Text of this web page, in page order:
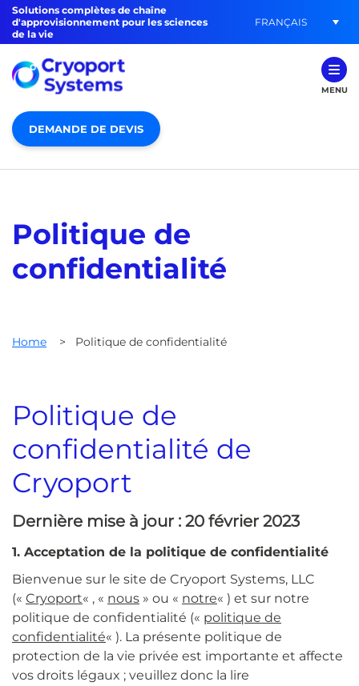
Solutions complètes de chaîne
d'approvisionnement pour les sciences
de la vie
FRANÇAIS
MENU
DEMANDE DE DEVIS
Politique de
confidentialité
Home > Politique de confidentialité
Politique de
confidentialité de
Cryoport
Dernière mise à jour : 20 février 2023
1. Acceptation de la politique de confidentialité
Bienvenue sur le site de Cryoport Systems, LLC
(« Cryoport« , « nous » ou « notre« ) et sur notre
politique de confidentialité (« politique de
confidentialité« ). La présente politique de
protection de la vie privée est importante et affecte
vos droits légaux ; veuillez donc la lire